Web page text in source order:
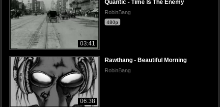
03:41
Quantic - Time Is The Enemy
RobinBang
480p
06:38
Rawthang - Beautiful Morning
RobinBang